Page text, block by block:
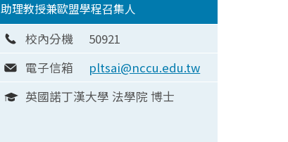
助理教授兼歐盟學程召集人
校內分機
50921
電子信箱
pltsai@nccu.edu.tw
英國諾丁漢大學 法學院 博士